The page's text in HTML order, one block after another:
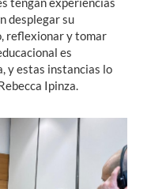
desplegar su
reflexionar y tomar
es
y estas instancias lo
Ipinza.